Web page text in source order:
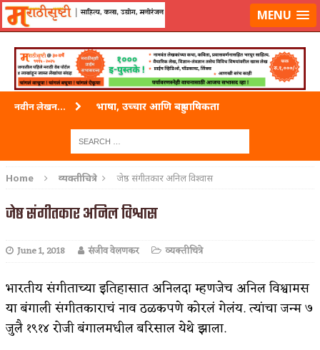
लॉग-इन करा|लेखक नोंदणी कराMENU
नवीन लेखन... भाषा, उच्चार आणि बहुभाषिकता
ताम्र – एक अफलातून धातू (COPPER)
अशी एक कविता लिहू इच्छिते
पाटलाची विहीर
शपथ
पुस्तके बदलायची आहेत तुम्हाला!
Home व्यक्तीचित्रे जेष्ठ संगीतकार अनिल विश्वास
जेष्ठ संगीतकार अनिल विश्वास
June 1, 2018 संजीव वेलणकर व्यक्तीचित्रे
भारतीय संगीताच्या इतिहासात अनिलदा म्हणजेच अनिल विश्वामस
या बंगाली संगीतकाराचं नाव ठळकपणे कोरलं गेलंय. त्यांचा जन्म ७
जुलै १९१४ रोजी बंगालमधील बरिसाल येथे झाला.